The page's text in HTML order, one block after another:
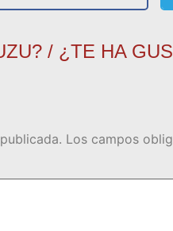
/ ¿TE HA
Los campos